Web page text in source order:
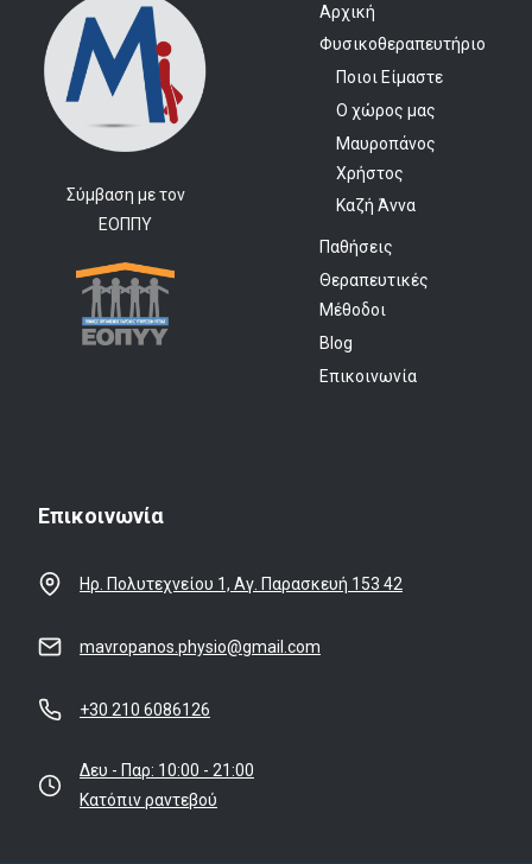
Σύμβαση με τον
ΕΟΠΠΥ
Αρχική
Φυσικοθεραπευτήριο
Ποιοι Είμαστε
Ο χώρος μας
Μαυροπάνος
Χρήστος
Καζή Άννα
Παθήσεις
Θεραπευτικές
Μέθοδοι
Blog
Επικοινωνία
Επικοινωνία
Ηρ. Πολυτεχνείου 1, Αγ. Παρασκευή 153 42
mavropanos.physio@gmail.com
+30 210 6086126
Δευ - Παρ: 10:00 - 21:00
Κατόπιν ραντεβού